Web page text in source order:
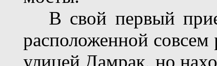
В свой первый
расположенной
улицей Дамрак, но